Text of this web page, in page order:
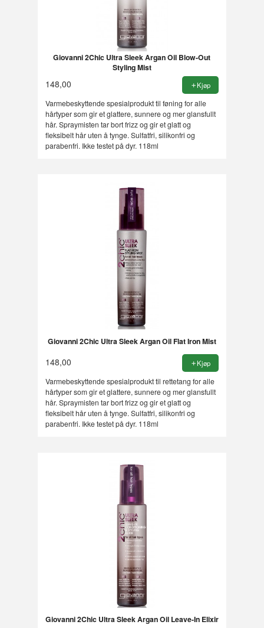
Giovanni 2Chic Ultra Sleek Argan Oil Blow-Out
Styling Mist
148,00 Kjøp
Varmebeskyttende spesialprodukt til føning for alle
hårtyper som gir et glattere, sunnere og mer glansfullt
hår. Spraymisten tar bort frizz og gir et glatt og
fleksibelt hår uten å tynge. Sulfatfri, silikonfri og
parabenfri. Ikke testet på dyr. 118ml
Giovanni 2Chic Ultra Sleek Argan Oil Flat Iron Mist
148,00 Kjøp
Varmebeskyttende spesialprodukt til rettetang for alle
hårtyper som gir et glattere, sunnere og mer glansfullt
hår. Spraymisten tar bort frizz og gir et glatt og
fleksibelt hår uten å tynge. Sulfatfri, silikonfri og
parabenfri. Ikke testet på dyr. 118ml
Giovanni 2Chic Ultra Sleek Argan Oil Leave-In Elixir